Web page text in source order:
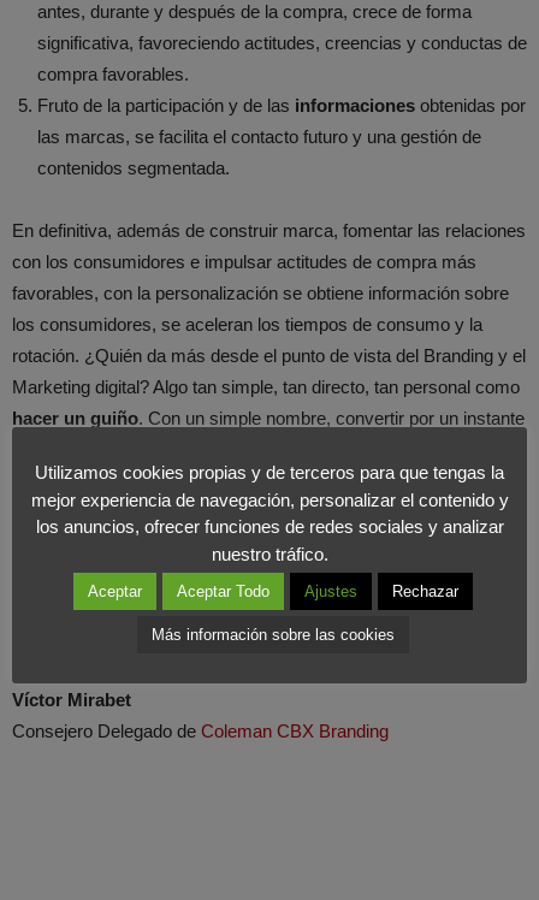
antes, durante y después de la compra, crece de forma
significativa, favoreciendo actitudes, creencias y conductas de
compra favorables.
Fruto de la participación y de las informaciones obtenidas por
las marcas, se facilita el contacto futuro y una gestión de
contenidos segmentada.
En definitiva, además de construir marca, fomentar las relaciones
con los consumidores e impulsar actitudes de compra más
favorables, con la personalización se obtiene información sobre
los consumidores, se aceleran los tiempos de consumo y la
rotación. ¿Quién da más desde el punto de vista del Branding y el
Marketing digital? Algo tan simple, tan directo, tan personal como
hacer un guiño. Con un simple nombre, convertir por un instante
Y es que, al final, nuestra vida esta hecha de esos pequeños
momentos especiales. Y si un envase puede hacernos vivir ese
momento único… ¿Por qué no hacerlo?
Víctor Mirabet
Consejero Delegado de Coleman CBX Branding
Utilizamos cookies propias y de terceros para que tengas la
mejor experiencia de navegación, personalizar el contenido y
los anuncios, ofrecer funciones de redes sociales y analizar
nuestro tráfico.
Aceptar Aceptar Todo Ajustes Rechazar
Más información sobre las cookies